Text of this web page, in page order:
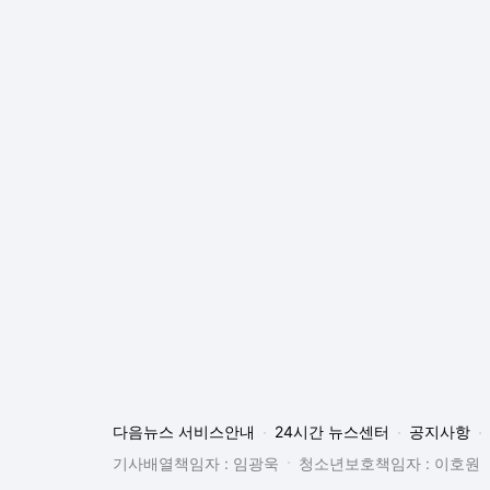
다음뉴스 서비스안내 24시간 뉴스센터 공지사항
기사배열책임자 : 임광욱
청소년보호책임자 : 이호원